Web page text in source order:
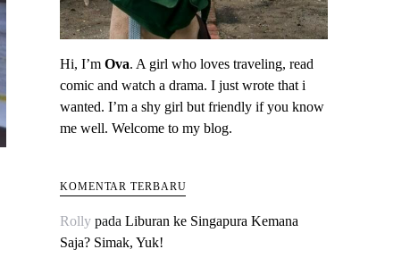
Hi, I’m Ova. A girl who loves traveling, read
comic and watch a drama. I just wrote that i
wanted. I’m a shy girl but friendly if you know
me well. Welcome to my blog.
KOMENTAR TERBARU
Rolly pada Liburan ke Singapura Kemana
Saja? Simak, Yuk!